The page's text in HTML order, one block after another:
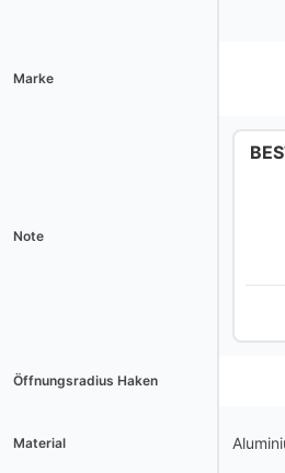
Marke
Note
Öffnungsradius Haken
Material